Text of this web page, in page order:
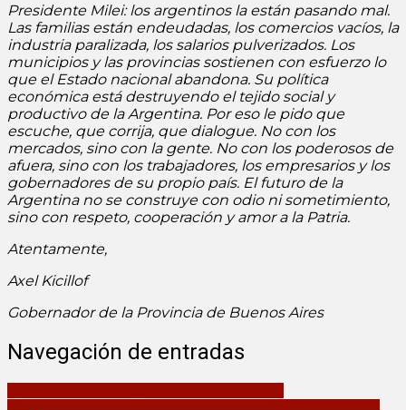
Presidente Milei: los argentinos la están pasando mal.
Las familias están endeudadas, los comercios vacíos, la
industria paralizada, los salarios pulverizados. Los
municipios y las provincias sostienen con esfuerzo lo
que el Estado nacional abandona. Su política
económica está destruyendo el tejido social y
productivo de la Argentina. Por eso le pido que
escuche, que corrija, que dialogue. No con los
mercados, sino con la gente. No con los poderosos de
afuera, sino con los trabajadores, los empresarios y los
gobernadores de su propio país. El futuro de la
Argentina no se construye con odio ni sometimiento,
sino con respeto, cooperación y amor a la Patria.
Atentamente,
Axel Kicillof
Gobernador de la Provincia de Buenos Aires
Navegación de entradas